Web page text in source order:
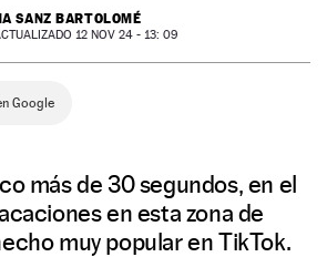
SANZ BARTOLOMÉ
12 NOV 24 - 13: 09
Google
más de 30 segundos, en el
en esta zona de
muy popular en TikTok.